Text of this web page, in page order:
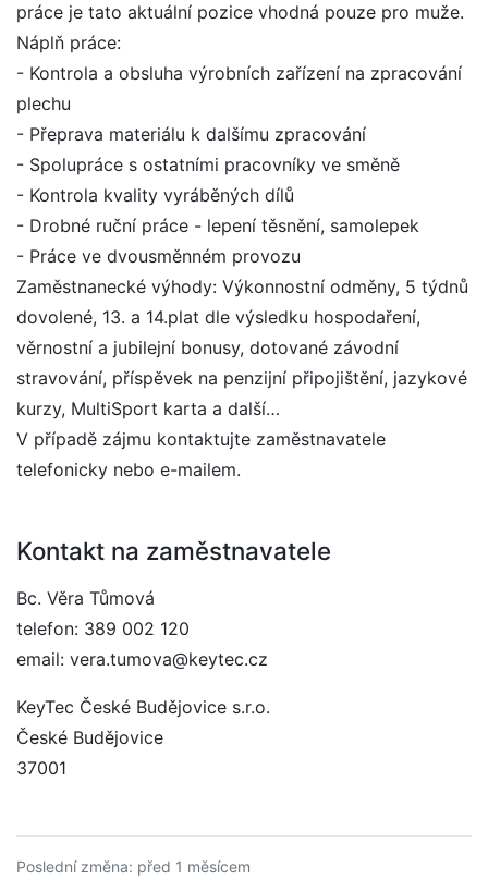
práce je tato aktuální pozice vhodná pouze pro muže.
Náplň práce:
- Kontrola a obsluha výrobních zařízení na zpracování
plechu
- Přeprava materiálu k dalšímu zpracování
- Spolupráce s ostatními pracovníky ve směně
- Kontrola kvality vyráběných dílů
- Drobné ruční práce - lepení těsnění, samolepek
- Práce ve dvousměnném provozu
Zaměstnanecké výhody: Výkonnostní odměny, 5 týdnů
dovolené, 13. a 14.plat dle výsledku hospodaření,
věrnostní a jubilejní bonusy, dotované závodní
stravování, příspěvek na penzijní připojištění, jazykové
kurzy, MultiSport karta a další…
V případě zájmu kontaktujte zaměstnavatele
telefonicky nebo e-mailem.
Kontakt na zaměstnavatele
Bc. Věra Tůmová
telefon: 389 002 120
email: vera.tumova@keytec.cz
KeyTec České Budějovice s.r.o.
České Budějovice
37001
Poslední změna: před 1 měsícem